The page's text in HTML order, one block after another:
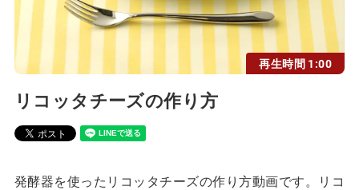
再生時間 1:00
リコッタチーズの作り方
発酵器を使ったリコッタチーズの作り方動画です。リコ